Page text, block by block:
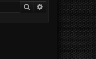
Suche Erweiterte Suche